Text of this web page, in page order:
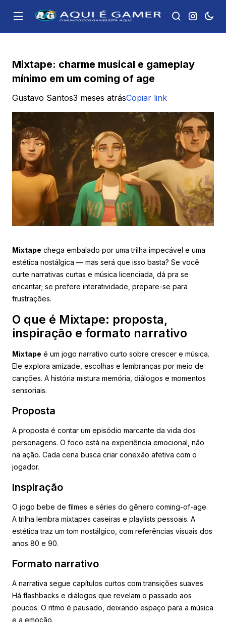
Mixtape: charme musical e gameplay
mínimo em um coming of age
Gustavo Santos3 meses atrásCopiar link
Mixtape chega embalado por uma trilha impecável e uma
estética nostálgica — mas será que isso basta? Se você
curte narrativas curtas e música licenciada, dá pra se
encantar; se prefere interatividade, prepare-se para
frustrações.
O que é Mixtape: proposta,
inspiração e formato narrativo
Mixtape é um jogo narrativo curto sobre crescer e música.
Ele explora amizade, escolhas e lembranças por meio de
canções. A história mistura memória, diálogos e momentos
sensoriais.
Proposta
A proposta é contar um episódio marcante da vida dos
personagens. O foco está na experiência emocional, não
na ação. Cada cena busca criar conexão afetiva com o
jogador.
Inspiração
O jogo bebe de filmes e séries do gênero coming-of-age.
A trilha lembra mixtapes caseiras e playlists pessoais. A
estética traz um tom nostálgico, com referências visuais dos
anos 80 e 90.
Formato narrativo
A narrativa segue capítulos curtos com transições suaves.
Há flashbacks e diálogos que revelam o passado aos
poucos. O ritmo é pausado, deixando espaço para a música
e a emoção.